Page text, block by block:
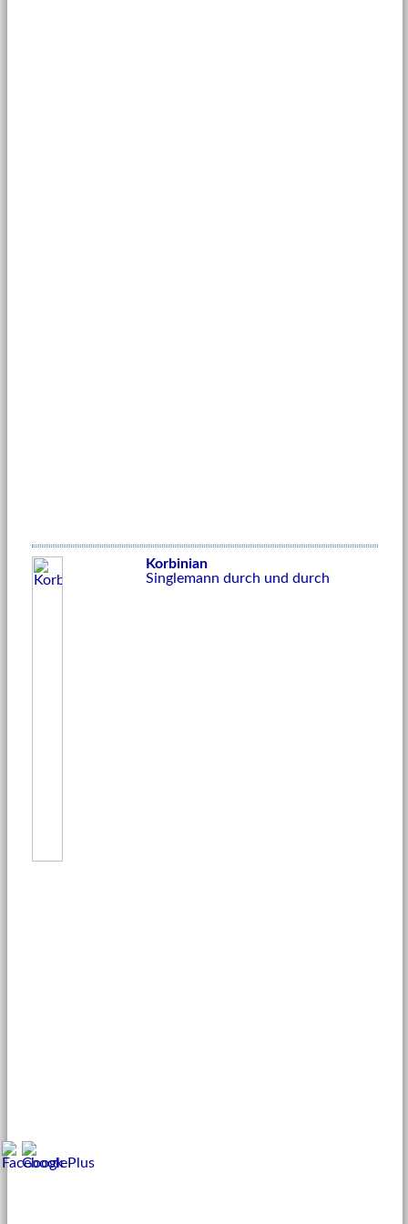
Korbinian
Singlemann durch und durch